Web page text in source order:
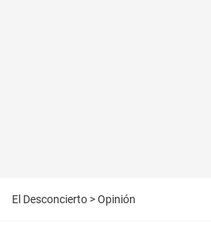
El Desconcierto >Opinión